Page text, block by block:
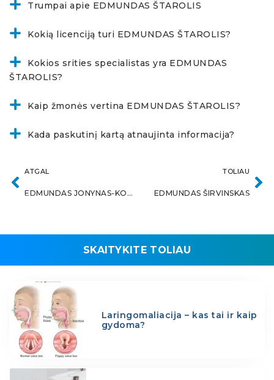
Trumpai apie EDMUNDAS ŠTAROLIS
Kokią licenciją turi EDMUNDAS ŠTAROLIS?
Kokios srities specialistas yra EDMUNDAS
ŠTAROLIS?
Kaip žmonės vertina EDMUNDAS ŠTAROLIS?
Kada paskutinį kartą atnaujinta informacija?
ATGAL
EDMUNDAS JONYNAS-KOŽEVNIKOVAS
TOLIAU
EDMUNDAS ŠIRVINSKAS
SKAITYKITE TOLIAU
Laringomaliacija – kas tai ir kaip
gydoma?